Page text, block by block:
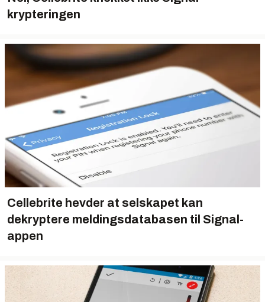
krypteringen
Cellebrite hevder at selskapet kan
dekryptere meldingsdatabasen til Signal-
appen